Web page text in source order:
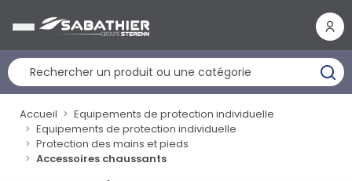
Accueil
Equipements de protection individuelle
Equipements de protection individuelle
Protection des mains et pieds
Accessoires chaussants